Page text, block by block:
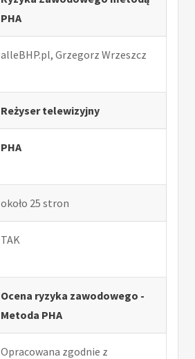
PHA
alleBHP.pl, Grzegorz Wrzeszcz
Reżyser telewizyjny
PHA
około 25 stron
TAK
Ocena ryzyka zawodowego -
Metoda PHA
Opracowana zgodnie z